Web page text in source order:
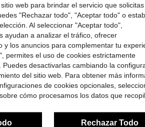
Útil (0)
4.77
4.77
4.77
4.77
web para brindar el servicio que
"Rechazar todo", "Aceptar todo" o
Al seleccionar "Aceptar todo",
ayudan a analizar el tráfico, ofrecer
los anuncios para complementar tu
permites el uso de cookies estrictamente
desactivarlas cambiando la
del sitio web. Para obtener más
de cookies opcionales,
cómo procesamos los datos que
Rechazar Todo